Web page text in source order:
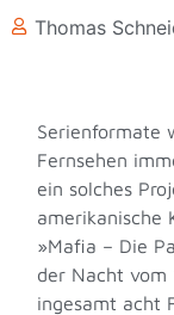
Thomas
Serienformate
Fernsehen
ein solches
amerikanische
»Mafia – Die
der Nacht vom
ingesamt acht